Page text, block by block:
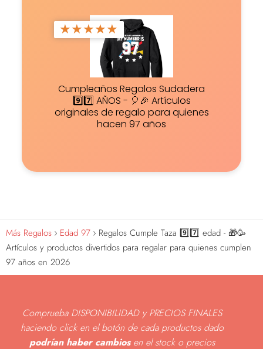
★★★★★
Cumpleaños Regalos Sudadera
9️⃣7️⃣ AÑOS - 🎈🎉 Artículos
originales de regalo para quienes
hacen 97 años
Más Regalos Edad 97
Regalos Cumple Taza 9️⃣7️⃣ edad - 🎁🥳
Artículos y productos divertidos para regalar para quienes cumplen
97 años en 2026
Comprueba DISPONIBILIDAD y PRECIOS FINALES
haciendo click en el botón de cada productos dado
podrían haber cambiosen el stock o precios